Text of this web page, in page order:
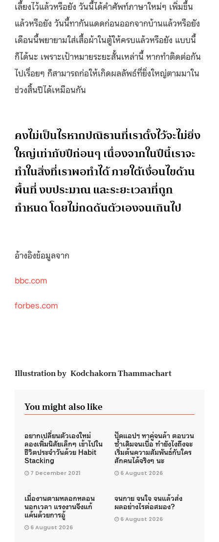
เลี้ยงไว้แล้วหรือยัง วันนี้ได้คำศัพท์ภาษาใหม่ๆ เพิ่มขึ้น
แล้วหรือยัง วันนี้ทากันแดดก่อนออกจากบ้านแล้วหรือยัง
เดือนนี้พยายามใส่เสื้อผ้าในตู้ให้ครบแล้วหรือยัง แบบนี้
ก็ได้นะ เพราะเป้าหมายระยะสั้นเหล่านี้ หากทำติดต่อกัน
ไปเรื่อยๆ ก็สามารถก่อให้เกิดผลลัพธ์ที่ยิ่งใหญ่ตามมาใน
ช่วงสิ้นปีได้เหมือนกัน
คงไม่เป็นไรหากปณิธานที่เราตั้งไว้จะไม่ยิ่ง
ใหญ่เท่ากับปีก่อนๆ เนื่องจากในปีนี้เราจะ
ทำในสิ่งที่เราพอทำได้ ภายใต้เงื่อนไขด้าน
พื้นที่ งบประมาณ และระยะเวลาที่ถูก
กำหนด โดยไม่กดดันตัวเองจนเกินไป
อ้างอิงข้อมูลจาก
bbc.com
forbes.com
Illustration by Kodchakorn Thammachart
You might also like
อยากเปลี่ยนตัวเองใหม่
ลองเพิ่มนิสัยเล็กๆ เข้าไปใน
ชีวิตประจำวันด้วย Habit
Stacking
7 December 2021
ปัดแอปฯ หาคู่จนล้า ตอบวน
ซ้ำเดิมจนเบื่อ ทำยังไงถึงจะ
เริ่มต้นความสัมพันธ์กับใคร
สักคนได้จริงๆ นะ
6 August 2026
เมื่องานตามหลอกหลอน
นอกเวลา แรงงานจึงแก้
แค้นด้วยการอู้
6 August 2026
จนกาย จนใจ จนแล้วส่ง
ผลอย่างไรต่อสมอง?
6 August 2026